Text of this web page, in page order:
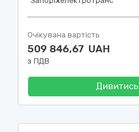
Очікувана вартість
509 846,67 UAH
з ПДВ
Дивитись